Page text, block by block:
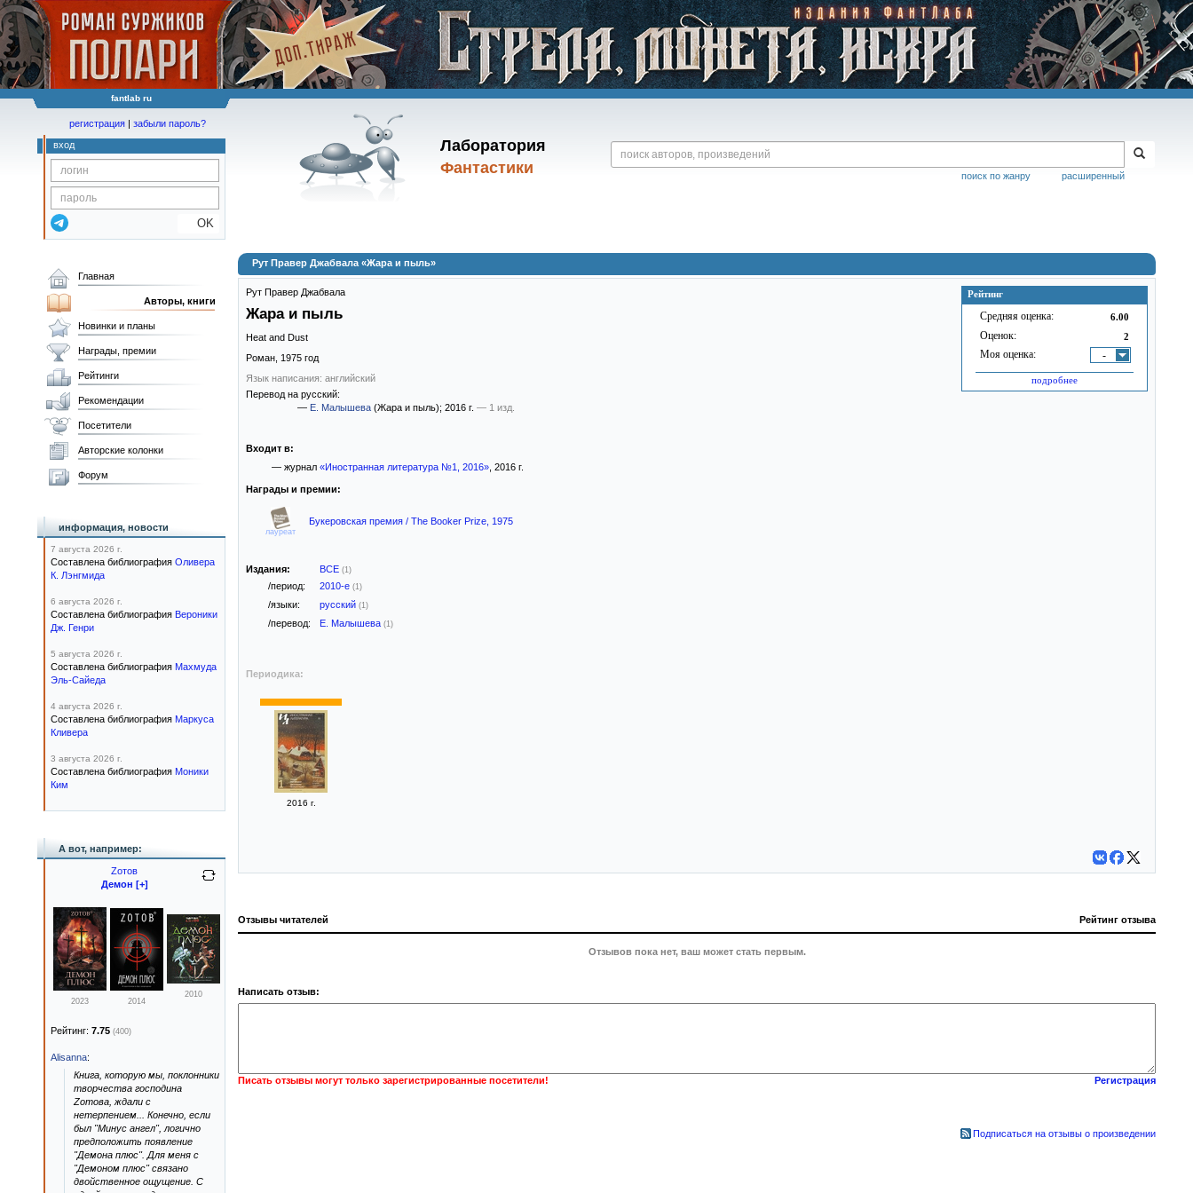
fantlab ru
Лаборатория
Фантастики
расширенный
поиск по жанру
регистрация | забыли пароль?
вход
OK
Рут Правер Джабвала «Жара и пыль»
Рейтинг
Средняя оценка: 6.00
Оценок: 2
Моя оценка: -
подробнее
Рут Правер Джабвала
Жара и пыль
Heat and Dust
Роман, 1975 год
Язык написания: английский
Перевод на русский:
— Е. Малышева (Жара и пыль); 2016 г. — 1 изд.
Входит в:
— журнал «Иностранная литература №1, 2016», 2016 г.
Награды и премии:
лауреат
Букеровская премия / The Booker Prize, 1975
Издания: ВСЕ (1)
/период: 2010-е (1)
/языки: русский (1)
/перевод: Е. Малышева (1)
Периодика:
2016 г.
Отзывы читателей Рейтинг отзыва
Отзывов пока нет, ваш может стать первым.
Написать отзыв:
Писать отзывы могут только зарегистрированные посетители! Регистрация
Подписаться на отзывы о произведении
Главная
Авторы, книги
Новинки и планы
Награды, премии
Рейтинги
Рекомендации
Посетители
Авторские колонки
Форум
информация, новости
7 августа 2026 г.
Составлена библиография Оливера
К. Лэнгмида
6 августа 2026 г.
Составлена библиография Вероники
Дж. Генри
5 августа 2026 г.
Составлена библиография Махмуда
Эль-Сайеда
4 августа 2026 г.
Составлена библиография Маркуса
Кливера
3 августа 2026 г.
Составлена библиография Моники
Ким
А вот, например:
Zотов
Демон [+]
2023 2014
2010
Рейтинг: 7.75 (400)
Alisanna:
Книга, которую мы, поклонники
творчества господина
Zотова, ждали с
нетерпением... Конечно, если
был "Минус ангел", логично
предположить появление
"Демона плюс". Для меня с
"Демоном плюс" связано
двойственное ощущение. С